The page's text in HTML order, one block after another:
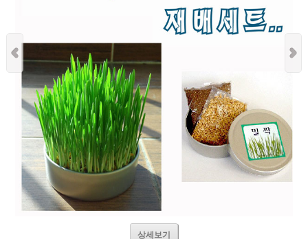
상세보기